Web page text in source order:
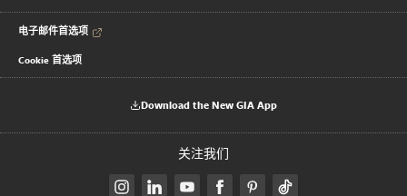
电子邮件首选项
Cookie 首选项
Download the New GIA App
关注我们